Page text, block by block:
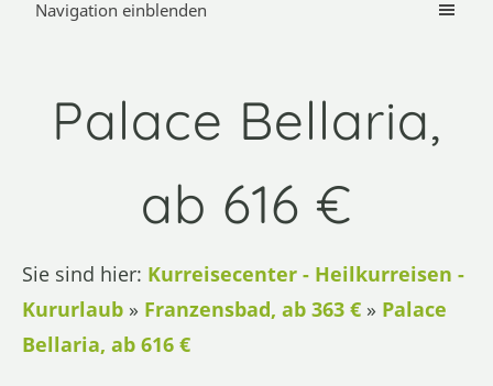
Navigation einblenden
Palace Bellaria,
ab 616 €
Sie sind hier: Kurreisecenter - Heilkurreisen -
Kururlaub » Franzensbad, ab 363 € » Palace
Bellaria, ab 616 €